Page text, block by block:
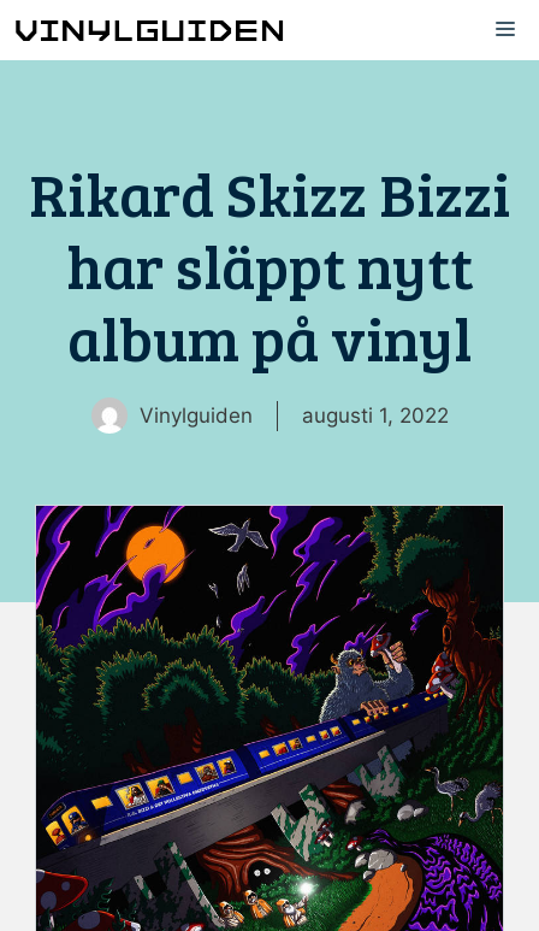
till
Rikard Skizz Bizzi
har släppt nytt
album på vinyl
Vinylguiden augusti 1, 2022